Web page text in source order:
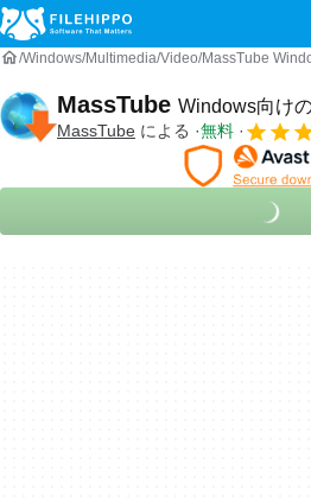
Windows Multimedia Video MassTube
MassTube Windows向け
MassTube による 無料